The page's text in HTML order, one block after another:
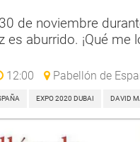
de noviembre
es aburrido. ¡Qué me
12:00 Pabellón de
EXPO 2020 DUBAI DAVID